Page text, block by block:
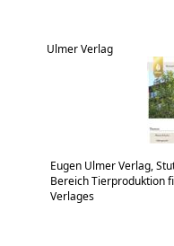
Ulmer Verlag
Eugen Ulmer Verlag,
Bereich Tierproduktion
Verlages